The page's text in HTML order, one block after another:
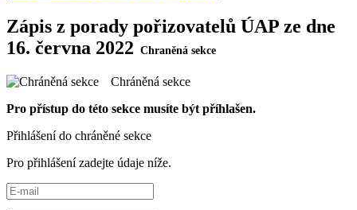
Zápis z porady pořizovatelů ÚAP ze dne
16. června 2022
Chráněná sekce
Pro přístup do této sekce musíte být příhlašen.
Přihlášení do chráněné sekce
Pro přihlášení zadejte údaje níže.